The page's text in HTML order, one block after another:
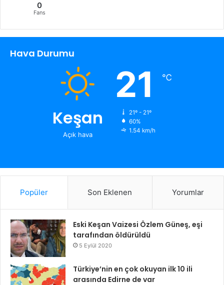
0
Fans
Hava Durumu
Keşan
Açık hava
21 ℃
21º - 21º
60%
1.54 km/h
Popüler Son Eklenen Yorumlar
Eski Keşan Vaizesi Özlem Güneş, eşi
tarafından öldürüldü
5 Eylül 2020
Türkiye’nin en çok okuyan ilk 10 ili
arasında Edirne de var